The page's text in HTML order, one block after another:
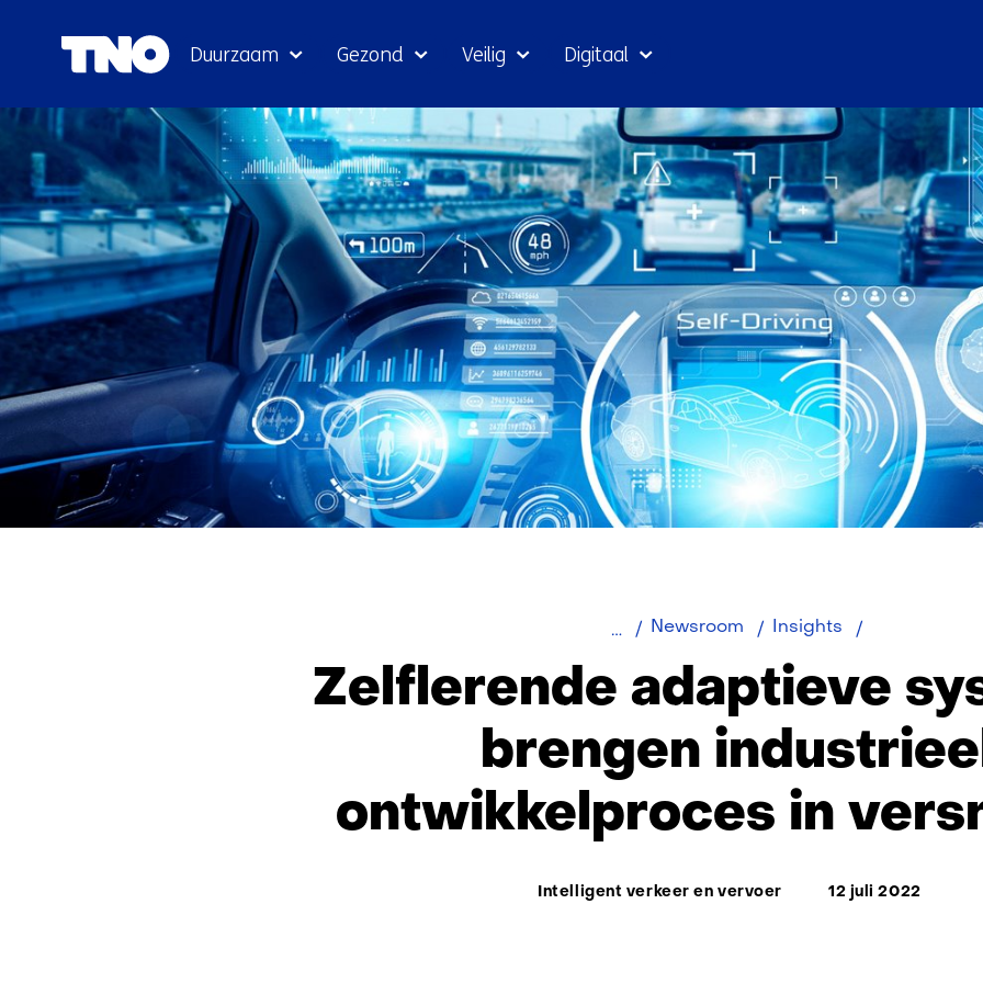
Duurzaam Gezond Veilig Digitaal
Newsroom Insights
systemen
brengen
industrieel
in
versnelling
Zelflerende adaptieve
brengen
ontwikkelproces in
Thema:
Intelligent verkeer en vervoer 12 juli 2022